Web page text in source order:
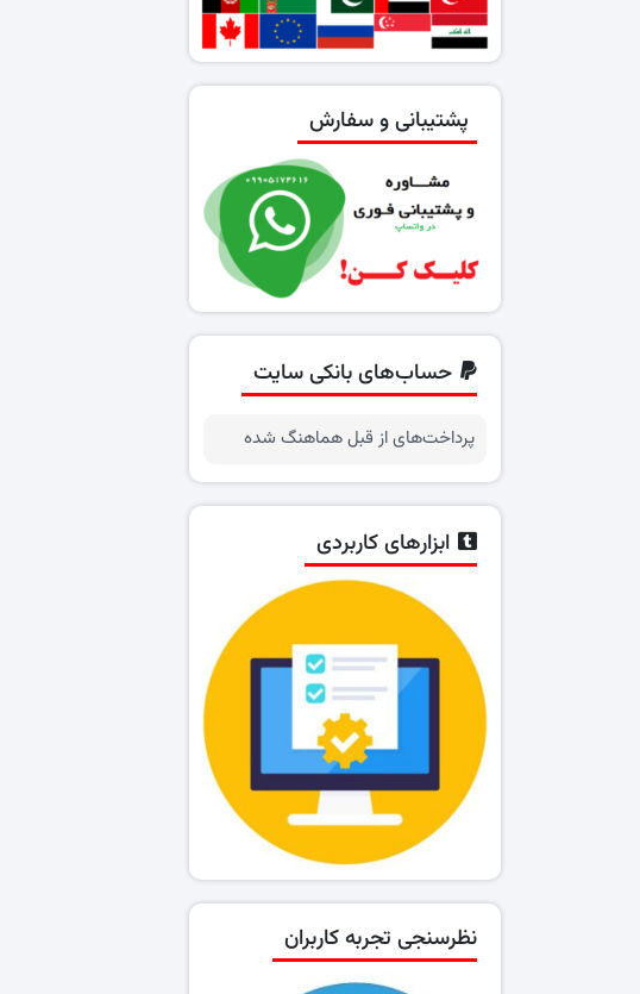
پشتیبانی و سفارش
حساب‌های بانکی سایت
پرداخت‌های از قبل هماهنگ شده
ابزارهای کاربردی
نظرسنجی تجربه کاربران